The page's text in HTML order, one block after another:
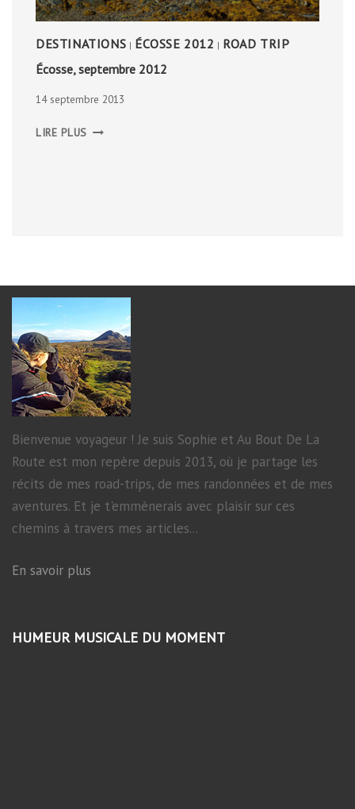
DESTINATIONS | ÉCOSSE 2012 | ROAD TRIP
Écosse, septembre 2012
14 septembre 2013
LIRE PLUS SEPTEMBRE
Bienvenue voyageur ! Je suis Sophie et Au Bout De La
Route est mon repère depuis 2013, où je partage les
récits de mes road-trips, de mes randonnées et de mes
aventures. Et je t'emmènerais avec plaisir sur ces
chemins à travers mes articles...
En savoir plus
HUMEUR MUSICALE DU MOMENT